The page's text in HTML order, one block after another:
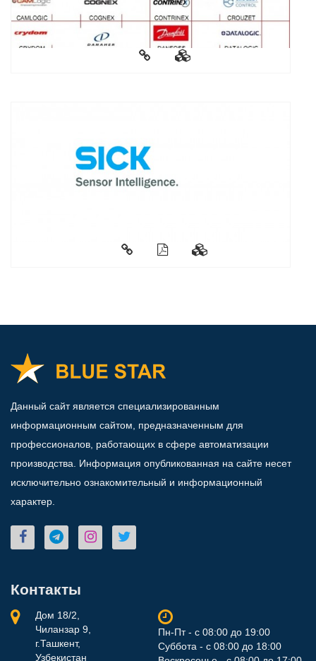
Данный сайт является специализированным
информационным сайтом, предназначенным для
профессионалов, работающих в сфере автоматизации
производства. Информация опубликованная на сайте несет
исключительно ознакомительный и информационный
характер.
Контакты
Дом 18/2,
Чиланзар 9,
г.Ташкент,
Узбекистан
Пн-Пт - с 08:00 до 19:00
Суббота - с 08:00 до 18:00